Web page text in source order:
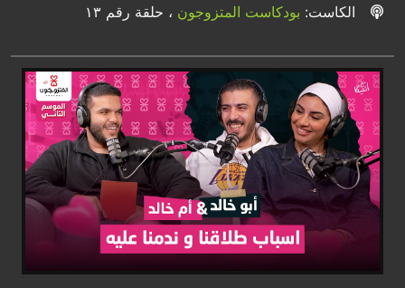
الكاست: بودكاست المتزوجون ، حلقة رقم ١٣